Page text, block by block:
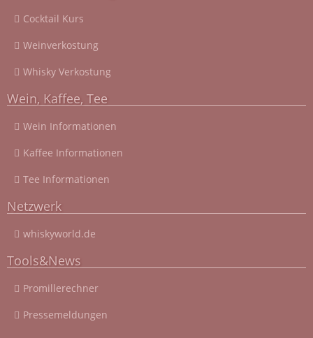
Cocktail Kurs
Weinverkostung
Whisky Verkostung
Wein, Kaffee, Tee
Wein Informationen
Kaffee Informationen
Tee Informationen
Netzwerk
whiskyworld.de
Tools&News
Promillerechner
Pressemeldungen